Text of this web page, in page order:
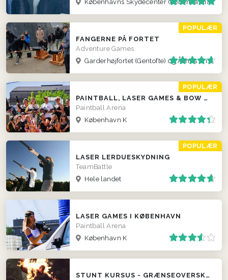
Københavns Skydecenter (København)
POPULÆR
FANGERNE PÅ FORTET
Adventure Games
Garderhøjfortet (Gentofte) og Århus (Viby)
POPULÆR
PAINTBALL, LASER GAMES & BOW COMBAT
Paintball Arena
København K
POPULÆR
LASER LERDUESKYDNING
TeamBattle
Hele landet
LASER GAMES I KØBENHAVN
Paintball Arena
København K
STUNT KURSUS - GRÆNSEOVERSKRIDENDE OG HYLENDE MORSOMT